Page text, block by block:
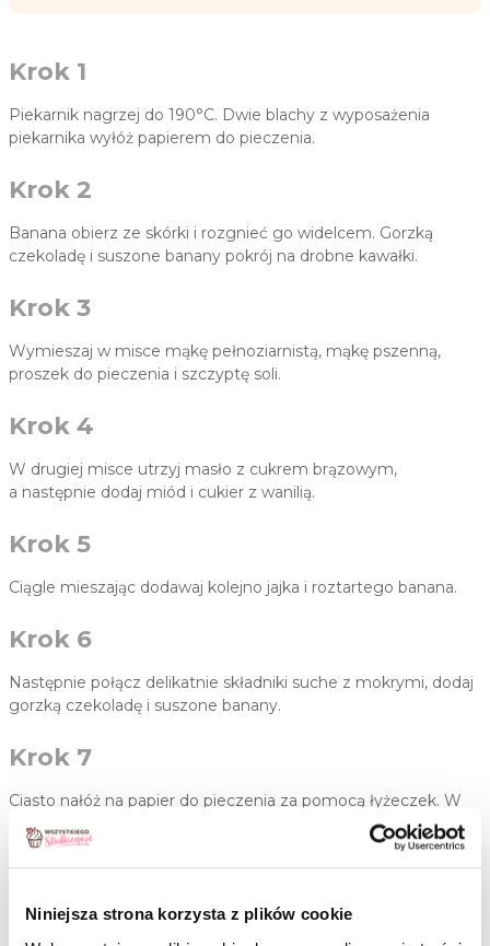
Niniejsza strona korzysta z plików cookie
Krok 1
Piekarnik nagrzej do 190°C. Dwie blachy z wyposażenia
piekarnika wyłóż papierem do pieczenia.
Krok 2
Banana obierz ze skórki i rozgnieć go widelcem. Gorzką
czekoladę i suszone banany pokrój na drobne kawałki.
Krok 3
Wymieszaj w misce mąkę pełnoziarnistą, mąkę pszenną,
proszek do pieczenia i szczyptę soli.
Krok 4
W drugiej misce utrzyj masło z cukrem brązowym,
a następnie dodaj miód i cukier z wanilią.
Krok 5
Ciągle mieszając dodawaj kolejno jajka i roztartego banana.
Krok 6
Następnie połącz delikatnie składniki suche z mokrymi, dodaj
gorzką czekoladę i suszone banany.
Krok 7
Ciasto nałóż na papier do pieczenia za pomocą łyżeczek. W
ten sposób utwórz około 35 ciastek.
Krok 8
Blachy włóż do piekarnika i piecz przez około 15 minut do
zrumienienia.